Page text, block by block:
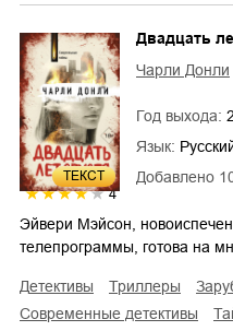
ТЕКСТ
4
Добавлено
Двадцать
Чарли Донли
Год выхода:
Язык:
Эйвери Мэйсон,
телепрограммы, готова на
детективы триллеры
современные детективы